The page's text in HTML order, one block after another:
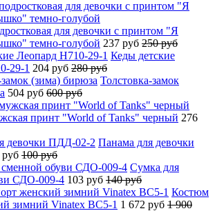
для девочки с принтом "Я
темно-голубой 237 руб 250 руб
Кеды детские
29-1 204 руб 280 руб
Толстовка-замок
504 руб 600 руб
принт "World of Tanks" черный 276
Панама для девочки
руб 100 руб
Сумка для
СДО-009-4 103 руб 140 руб
Костюм
зимний Vinatex BC5-1 1 672 руб 1 900